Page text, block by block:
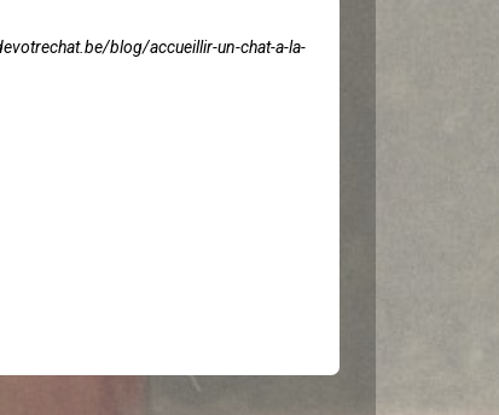
blog/accueillir-un-chat-a-la-